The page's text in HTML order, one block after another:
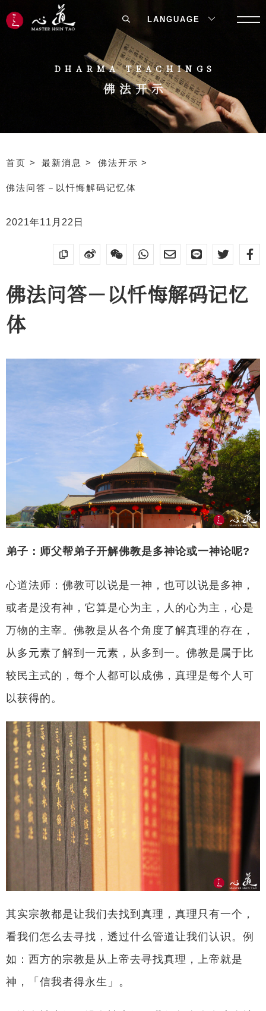
DHARMA TEACHINGS
佛法开示
首页 最新消息 佛法开示
佛法问答－以忏悔解码记忆体
2021年11月22日
佛法问答－以忏悔解码记忆
体
弟子：师父帮弟子开解佛教是多神论或一神论呢?
心道法师：佛教可以说是一神，也可以说是多神，
或者是没有神，它算是心为主，人的心为主，心是
万物的主宰。佛教是从各个角度了解真理的存在，
从多元素了解到一元素，从多到一。佛教是属于比
较民主式的，每个人都可以成佛，真理是每个人可
以获得的。
其实宗教都是让我们去找到真理，真理只有一个，
看我们怎么去寻找，透过什么管道让我们认识。例
如：西方的宗教是从上帝去寻找真理，上帝就是
神，「信我者得永生」。
LANGUAGE